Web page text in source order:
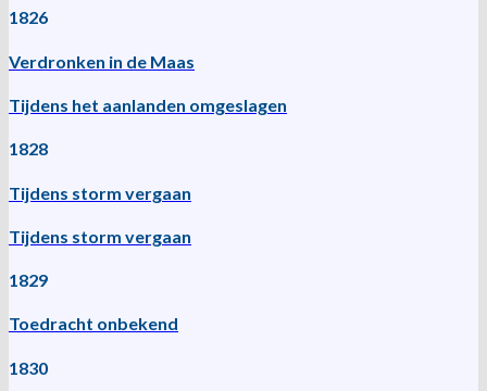
1826
Verdronken in de Maas
Tijdens het aanlanden omgeslagen
1828
Tijdens storm vergaan
Tijdens storm vergaan
1829
Toedracht onbekend
1830